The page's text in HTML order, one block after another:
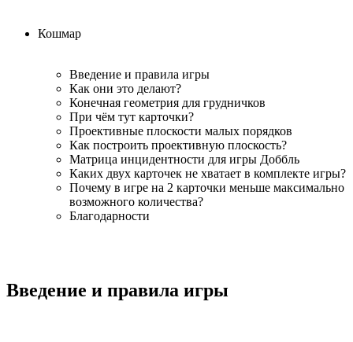
Кошмар
Введение и правила игры
Как они это делают?
Конечная геометрия для грудничков
При чём тут карточки?
Проективные плоскости малых порядков
Как построить проективную плоскость?
Матрица инцидентности для игры Доббль
Каких двух карточек не хватает в комплекте игры?
Почему в игре на 2 карточки меньше максимально
возможного количества?
Благодарности
Введение и правила игры